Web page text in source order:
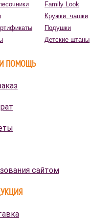
Family Look
Кружки, чашки
Подушки
Детские штаны
ПОМОЩЬ
сайтом